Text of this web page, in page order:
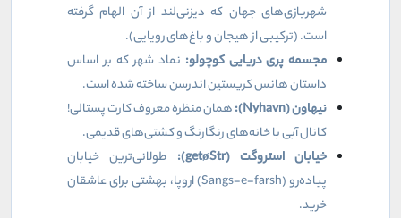
شهربازی‌های جهان که دیزنی‌لند از آن الهام گرفته
است. (ترکیبی از هیجان و باغ‌های رویایی).
مجسمه پری دریایی کوچولو: نماد شهر که بر اساس
داستان هانس کریستین اندرسن ساخته شده است.
نیهاون (Nyhavn
):همان منظره معروف کارت پستالی!
کانال آبی با خانه‌های رنگارنگ و کشتی‌های قدیمی.
خیابان استروگت (Str
ø
get
): طولانی‌ترین خیابان
پیاده‌رو (Sangs-e-farsh) اروپا، بهشتی برای عاشقان
خرید.